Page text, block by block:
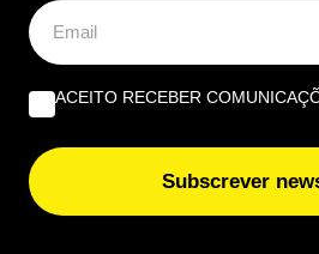
Adeus IUC e IPO em Portugal: carros
desta data podem ficar isentos se
requisitos
Recebeu dinheiro de presente? Este
obrigar a entregar parte do valor ao
Eclipse solar será observado com
ACEITO RECEBER
Subscrever